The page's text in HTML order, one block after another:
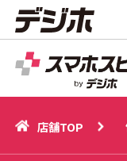
店舗TOP
店舗TOP